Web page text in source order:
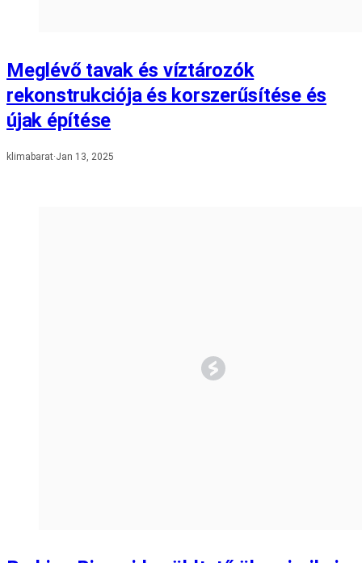
Meglévő tavak és víztározók
rekonstrukciója és korszerűsítése és
újak építése
klimabarat·Jan 13, 2025